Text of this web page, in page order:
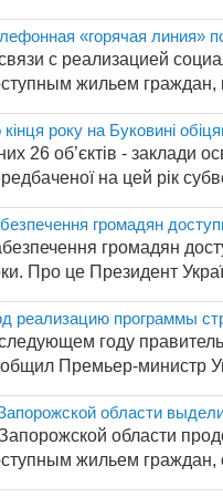
«горячая линия»
с реализацией
жильем граждан,
року на Буковині
26 об’єктів - заклади
на цей рік
громадян
громадян
Про це Президент
реализацию программы
году
Премьер-министр
области
области
жильем граждан,